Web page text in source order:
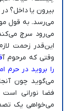
بیرون یا داخل؟
می‌رسد. به قول
می‌رود سرچ
این‌قدر زحمت
وقتی که مرحوم آ
را بروید در حرم
می‌گوید چون
فضا نورانی
می‌خواهی یک